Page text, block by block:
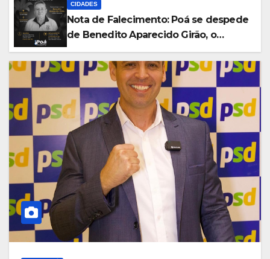
CIDADES
Nota de Falecimento: Poá se despede
de Benedito Aparecido Girão, o
conhecido “Dito Chaveiro”